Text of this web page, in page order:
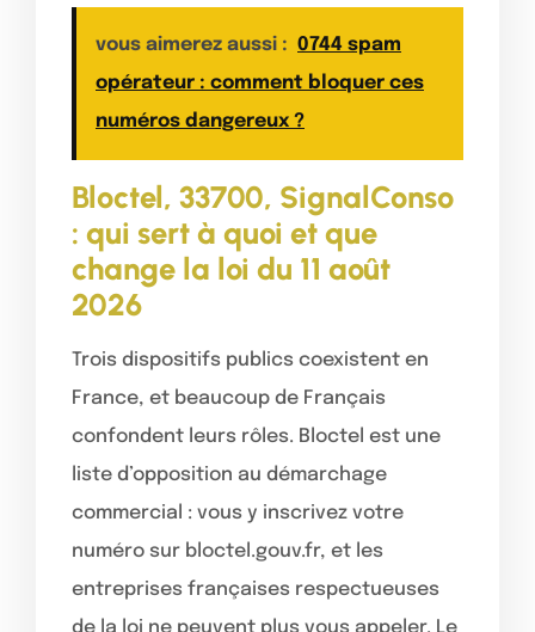
vous aimerez aussi : 0744 spam
opérateur : comment bloquer ces
numéros dangereux ?
Bloctel, 33700, SignalConso
: qui sert à quoi et que
change la loi du 11 août
2026
Trois dispositifs publics coexistent en
France, et beaucoup de Français
confondent leurs rôles. Bloctel est une
liste d’opposition au démarchage
commercial : vous y inscrivez votre
numéro sur bloctel.gouv.fr, et les
entreprises françaises respectueuses